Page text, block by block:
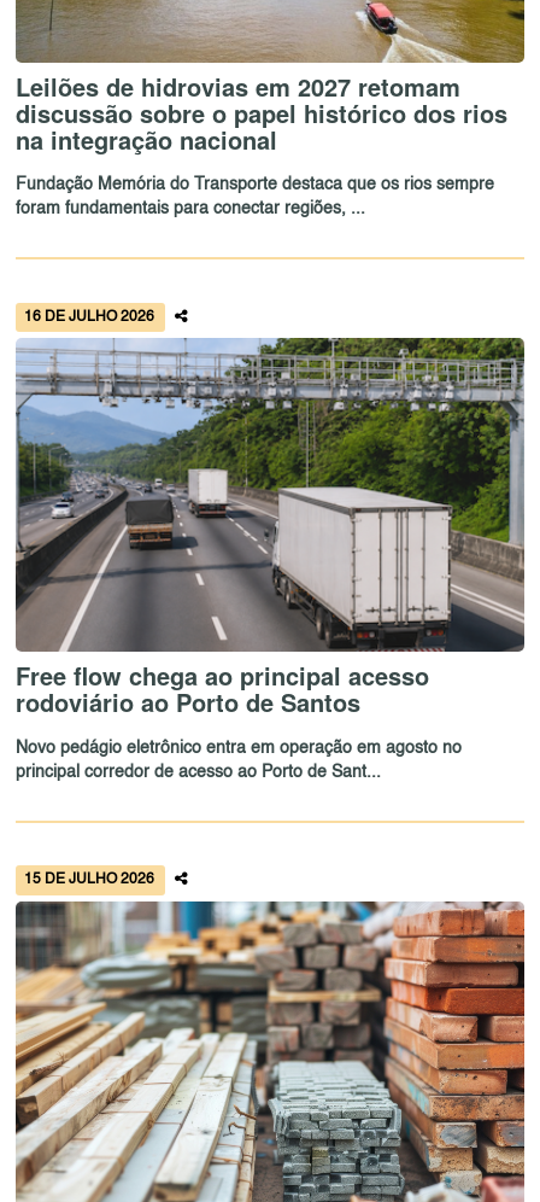
Leilões de hidrovias em 2027 retomam
discussão sobre o papel histórico dos rios
na integração nacional
Fundação Memória do Transporte destaca que os rios sempre
foram fundamentais para conectar regiões, ...
16 DE JULHO 2026
Free flow chega ao principal acesso
rodoviário ao Porto de Santos
Novo pedágio eletrônico entra em operação em agosto no
principal corredor de acesso ao Porto de Sant...
15 DE JULHO 2026